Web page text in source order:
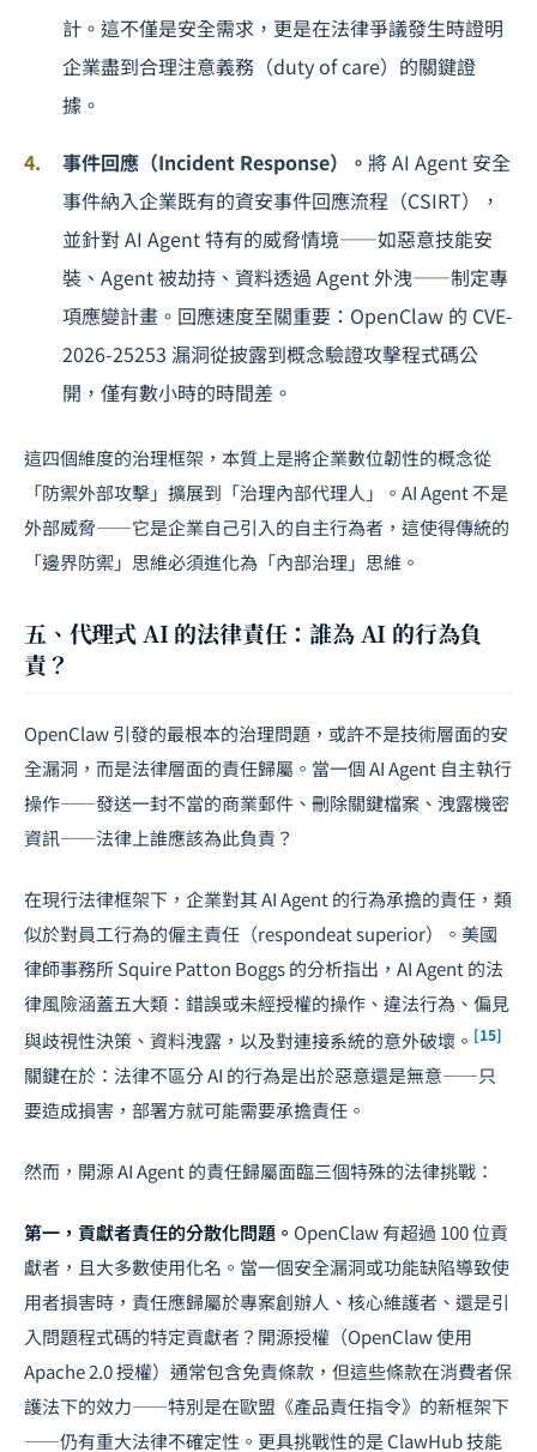
計。這不僅是安全需求，更是在法律爭議發生時證明
企業盡到合理注意義務（duty of care）的關鍵證
據。
事件回應（Incident Response）。 將 AI Agent 安全
事件納入企業既有的資安事件回應流程（CSIRT），
並針對 AI Agent 特有的威脅情境——如惡意技能安
裝、Agent 被劫持、資料透過 Agent 外洩——制定專
項應變計畫。回應速度至關重要：OpenClaw 的 CVE-
2026-25253 漏洞從披露到概念驗證攻擊程式碼公
開，僅有數小時的時間差。
這四個維度的治理框架，本質上是將企業數位韌性的概念從
「防禦外部攻擊」擴展到「治理內部代理人」。AI Agent 不是
外部威脅——它是企業自己引入的自主行為者，這使得傳統的
「邊界防禦」思維必須進化為「內部治理」思維。
五、代理式 AI 的法律責任：誰為 AI 的行為負
責？
OpenClaw 引發的最根本的治理問題，或許不是技術層面的安
全漏洞，而是法律層面的責任歸屬。當一個 AI Agent 自主執行
操作——發送一封不當的商業郵件、刪除關鍵檔案、洩露機密
資訊——法律上誰應該為此負責？
在現行法律框架下，企業對其 AI Agent 的行為承擔的責任，類
似於對員工行為的僱主責任（respondeat superior）。美國
律師事務所 Squire Patton Boggs 的分析指出，AI Agent 的法
律風險涵蓋五大類：錯誤或未經授權的操作、違法行為、偏見
與歧視性決策、資料洩露，以及對連接系統的意外破壞。 [15]
關鍵在於：法律不區分 AI 的行為是出於惡意還是無意——只
要造成損害，部署方就可能需要承擔責任。
然而，開源 AI Agent 的責任歸屬面臨三個特殊的法律挑戰：
第一，貢獻者責任的分散化問題。 OpenClaw 有超過 100 位貢
獻者，且大多數使用化名。當一個安全漏洞或功能缺陷導致使
用者損害時，責任應歸屬於專案創辦人、核心維護者、還是引
入問題程式碼的特定貢獻者？開源授權（OpenClaw 使用
Apache 2.0 授權）通常包含免責條款，但這些條款在消費者保
護法下的效力——特別是在歐盟《產品責任指令》的新框架下
——仍有重大法律不確定性。更具挑戰性的是 ClawHub 技能